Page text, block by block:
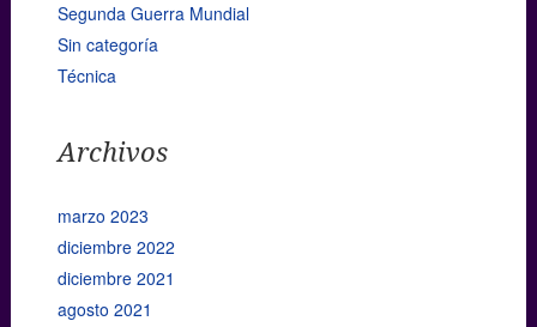
Segunda Guerra Mundial
Sin categoría
Técnica
Archivos
marzo 2023
diciembre 2022
diciembre 2021
agosto 2021